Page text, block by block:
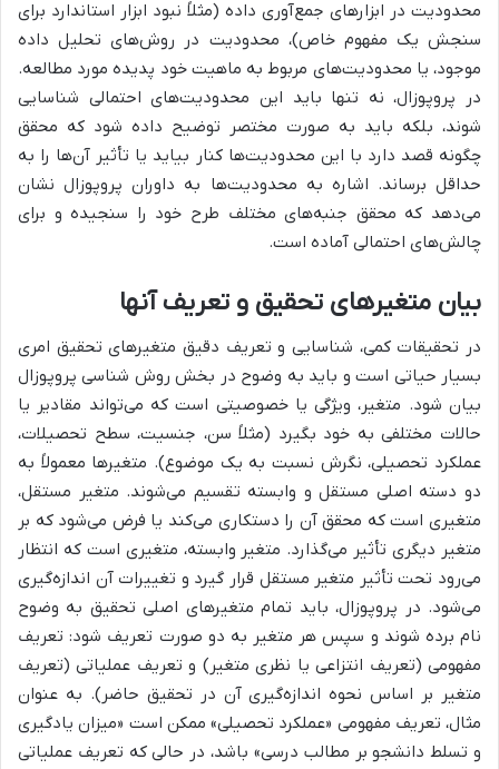
محدودیت در ابزارهای جمع‌آوری داده (مثلاً نبود ابزار استاندارد برای
سنجش یک مفهوم خاص)، محدودیت در روش‌های تحلیل داده
موجود، یا محدودیت‌های مربوط به ماهیت خود پدیده مورد مطالعه.
در پروپوزال، نه تنها باید این محدودیت‌های احتمالی شناسایی
شوند، بلکه باید به صورت مختصر توضیح داده شود که محقق
چگونه قصد دارد با این محدودیت‌ها کنار بیاید یا تأثیر آن‌ها را به
حداقل برساند. اشاره به محدودیت‌ها به داوران پروپوزال نشان
می‌دهد که محقق جنبه‌های مختلف طرح خود را سنجیده و برای
چالش‌های احتمالی آماده است.
بیان متغیرهای تحقیق و تعریف آنها
در تحقیقات کمی، شناسایی و تعریف دقیق متغیرهای تحقیق امری
بسیار حیاتی است و باید به وضوح در بخش روش شناسی پروپوزال
بیان شود. متغیر، ویژگی یا خصوصیتی است که می‌تواند مقادیر یا
حالات مختلفی به خود بگیرد (مثلاً سن، جنسیت، سطح تحصیلات،
عملکرد تحصیلی، نگرش نسبت به یک موضوع). متغیرها معمولاً به
دو دسته اصلی مستقل و وابسته تقسیم می‌شوند. متغیر مستقل،
متغیری است که محقق آن را دستکاری می‌کند یا فرض می‌شود که بر
متغیر دیگری تأثیر می‌گذارد. متغیر وابسته، متغیری است که انتظار
می‌رود تحت تأثیر متغیر مستقل قرار گیرد و تغییرات آن اندازه‌گیری
می‌شود. در پروپوزال، باید تمام متغیرهای اصلی تحقیق به وضوح
نام برده شوند و سپس هر متغیر به دو صورت تعریف شود: تعریف
مفهومی (تعریف انتزاعی یا نظری متغیر) و تعریف عملیاتی (تعریف
متغیر بر اساس نحوه اندازه‌گیری آن در تحقیق حاضر). به عنوان
مثال، تعریف مفهومی «عملکرد تحصیلی» ممکن است «میزان یادگیری
و تسلط دانشجو بر مطالب درسی» باشد، در حالی که تعریف عملیاتی